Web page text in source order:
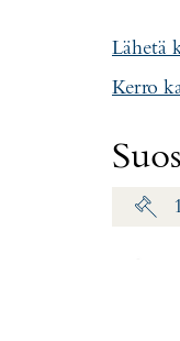
Lähetä
Kerro